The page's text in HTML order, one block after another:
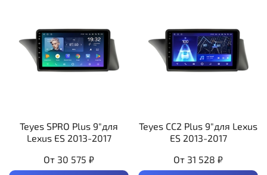
Teyes SPRO Plus 9"для
Lexus ES 2013-2017
От 30 575 ₽
Teyes CC2 Plus 9"для Lexus
ES 2013-2017
От 31 528 ₽